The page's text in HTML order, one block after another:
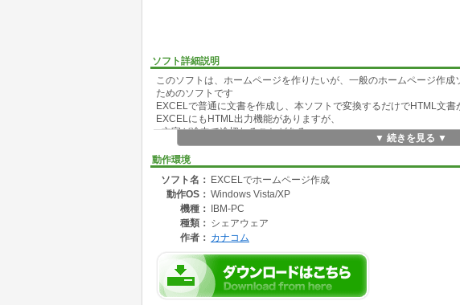
ソフト詳細説明
このソフトは、ホームページを作りたいが、一般のホームページ作
ためのソフトです
EXCELで普通に文書を作成し、本ソフトで変換するだけでHTML文書
EXCELにもHTML出力機能がありますが、
■文字が途中で途切れることがある
■複雑なHTML、大きなHTMLとなる
という欠点があります
このソフトを利用することで解決します。
基本機能
テキストボックス、矢印などEXCEL上の画像表示
文字のフォント、色
セルの塗りつぶし
ハイパーリンク
図形の表示順
セルの名前をリンク先に設定
その他の機能
▼ 続きを見る ▼
動作環境
ソフト名： EXCELでホームページ作成
動作OS： Windows Vista/XP
機種：
IBM-PC
種類： シェアウェア
作者： カナコム